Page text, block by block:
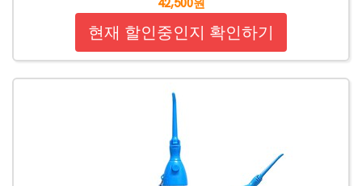
42,500원
현재 할인중인지 확인하기